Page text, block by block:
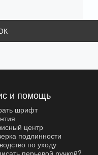
и помощь
шрифт
центр
подлинности
по уходу
перьевой ручкой?